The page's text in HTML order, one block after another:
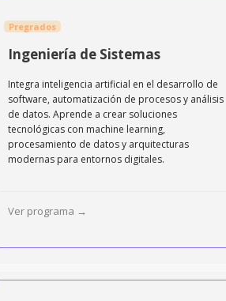
Pregrados
Ingeniería de Sistemas
Integra inteligencia artificial en el desarrollo de
software, automatización de procesos y análisis
de datos. Aprende a crear soluciones
tecnológicas con machine learning,
procesamiento de datos y arquitecturas
modernas para entornos digitales.
Ver programa →